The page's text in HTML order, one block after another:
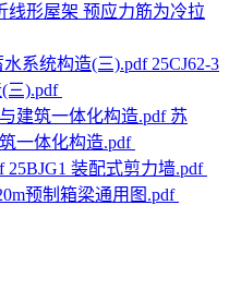
线形屋架 预应力筋为冷拉
25CJ62-3
三).pdf
苏
一体化构造.pdf
25BJG1 装配式剪力墙.pdf
预制箱梁通用图.pdf